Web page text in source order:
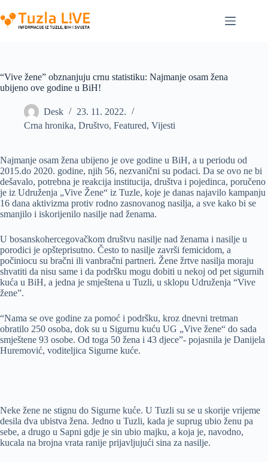
to
content
“Vive žene” obznanjuju crnu statistiku: Najmanje osam žena
ubijeno ove godine u BiH!
Desk
23. 11. 2022.
Crna hronika, Društvo, Featured, Vijesti
Najmanje osam žena ubijeno je ove godine u BiH, a u periodu od
2015.do 2020. godine, njih 56, nezvanični su podaci. Da se ovo ne bi
dešavalo, potrebna je reakcija institucija, društva i pojedinca, poručeno
je iz Udruženja „Vive Žene“ iz Tuzle, koje je danas najavilo kampanju
16 dana aktivizma protiv rodno zasnovanog nasilja, a sve kako bi se
smanjilo i iskorijenilo nasilje nad ženama.
U bosanskohercegovačkom društvu nasilje nad ženama i nasilje u
porodici je opšteprisutno. Često to nasilje završi femicidom, a
počiniocu su bračni ili vanbračni partneri. Žene žrtve nasilja moraju
shvatiti da nisu same i da podršku mogu dobiti u nekoj od pet sigurnih
kuća u BiH, a jedna je smještena u Tuzli, u sklopu Udruženja “Vive
žene”.
“Nama se ove godine za pomoć i podršku, kroz dnevni tretman
obratilo 250 osoba, dok su u Sigurnu kuću UG „Vive žene“ do sada
smještene 93 osobe. Od toga 50 žena i 43 djece”- pojasnila je Danijela
Huremović, voditeljica Sigurne kuće.
Neke žene ne stignu do Sigurne kuće. U Tuzli su se u skorije vrijeme
desila dva ubistva žena. Jedno u Tuzli, kada je suprug ubio ženu pa
sebe, a drugo u Sapni gdje je sin ubio majku, a koja je, navodno,
kucala na brojna vrata ranije prijavljujući sina za nasilje.